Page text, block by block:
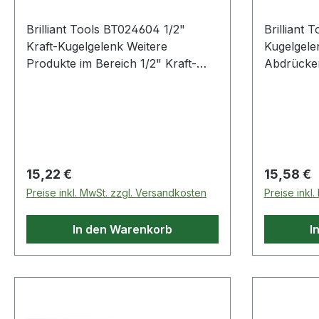
Brilliant Tools BT024604 1/2"
Kraft-Kugelgelenk Weitere
Produkte im Bereich 1/2" Kraft-
Regulärer Preis:
15,22 €
Preise inkl. MwSt. zzgl. Versandkosten
In den Warenkorb
Brilliant Tools BT651017
alle
Regulärer
15,58 €
Preise inkl.